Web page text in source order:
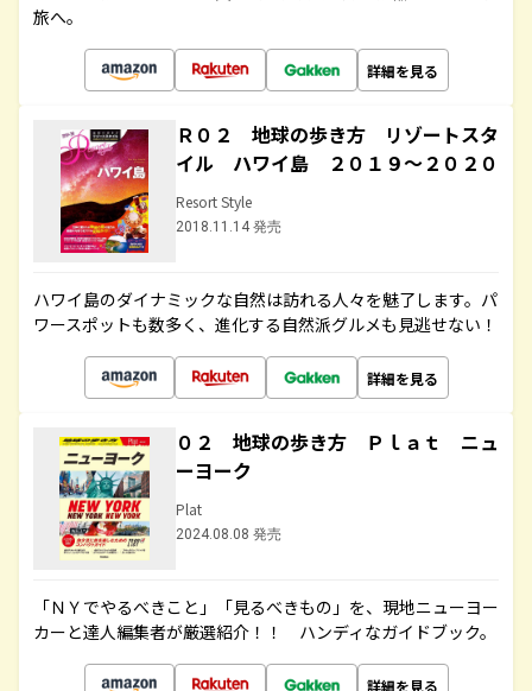
旅へ。
詳細を見る
Ｒ０２ 地球の歩き方 リゾートスタ
イル ハワイ島 ２０１９～２０２０
Resort Style
2018.11.14 発売
ハワイ島のダイナミックな自然は訪れる人々を魅了します。パ
ワースポットも数多く、進化する自然派グルメも見逃せない！
詳細を見る
０２ 地球の歩き方 Ｐｌａｔ ニュ
ーヨーク
Plat
2024.08.08 発売
「ＮＹでやるべきこと」「見るべきもの」を、現地ニューヨー
カーと達人編集者が厳選紹介！！ ハンディなガイドブック。
詳細を見る